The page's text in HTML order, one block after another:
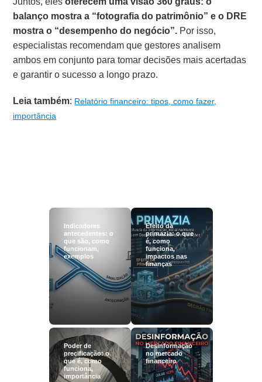
balanço mostra a “fotografia do patrimônio” e o DRE
mostra o “desempenho do negócio”. Por isso,
especialistas recomendam que gestores analisem
ambos em conjunto para tomar decisões mais acertadas
e garantir o sucesso a longo prazo.
Leia também: Relatório financeiro: tipos, como fazer,
importância
Indicadores
antecedentes: o
que são, como
funcionam,
exemplos
Efeito da
primazia: o que
é, como
funciona,
impactos nas
finanças
Poder de
precificação: o
que é, como
funciona,
importância
Desinformação
no mercado
financeiro